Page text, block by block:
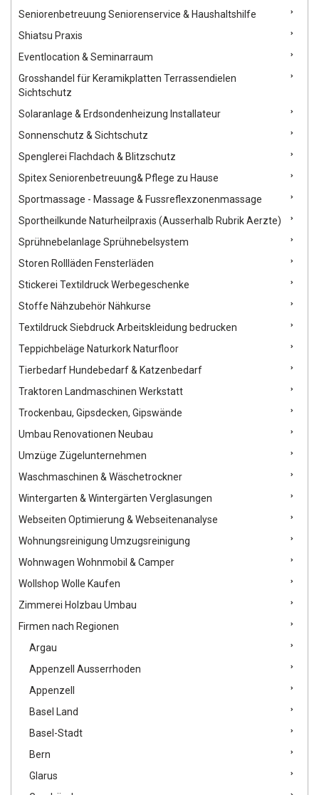
Seniorenbetreuung Seniorenservice & Haushaltshilfe
Shiatsu Praxis
Eventlocation & Seminarraum
Grosshandel für Keramikplatten Terrassendielen
Sichtschutz
Solaranlage & Erdsondenheizung Installateur
Sonnenschutz & Sichtschutz
Spenglerei Flachdach & Blitzschutz
Spitex Seniorenbetreuung& Pflege zu Hause
Sportmassage - Massage & Fussreflexzonenmassage
Sportheilkunde Naturheilpraxis (Ausserhalb Rubrik Aerzte)
Sprühnebelanlage Sprühnebelsystem
Storen Rollläden Fensterläden
Stickerei Textildruck Werbegeschenke
Stoffe Nähzubehör Nähkurse
Textildruck Siebdruck Arbeitskleidung bedrucken
Teppichbeläge Naturkork Naturfloor
Tierbedarf Hundebedarf & Katzenbedarf
Traktoren Landmaschinen Werkstatt
Trockenbau, Gipsdecken, Gipswände
Umbau Renovationen Neubau
Umzüge Zügelunternehmen
Waschmaschinen & Wäschetrockner
Wintergarten & Wintergärten Verglasungen
Webseiten Optimierung & Webseitenanalyse
Wohnungsreinigung Umzugsreinigung
Wohnwagen Wohnmobil & Camper
Wollshop Wolle Kaufen
Zimmerei Holzbau Umbau
Firmen nach Regionen
Argau
Appenzell Ausserrhoden
Appenzell
Basel Land
Basel-Stadt
Bern
Glarus